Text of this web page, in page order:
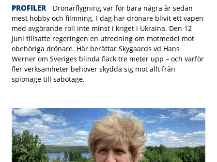
PROFILER
Drönarflygning var för bara några år sedan
mest hobby och filmning. I dag har drönare blivit ett vapen
med avgörande roll inte minst i kriget i Ukraina. Den 12
juni tillsatte regeringen en utredning om motmedel mot
obehöriga drönare. Här berättar Skygaards vd Hans
Werner om Sveriges blinda fläck tre meter upp – och varför
fler verksamheter behöver skydda sig mot allt från
spionage till sabotage.